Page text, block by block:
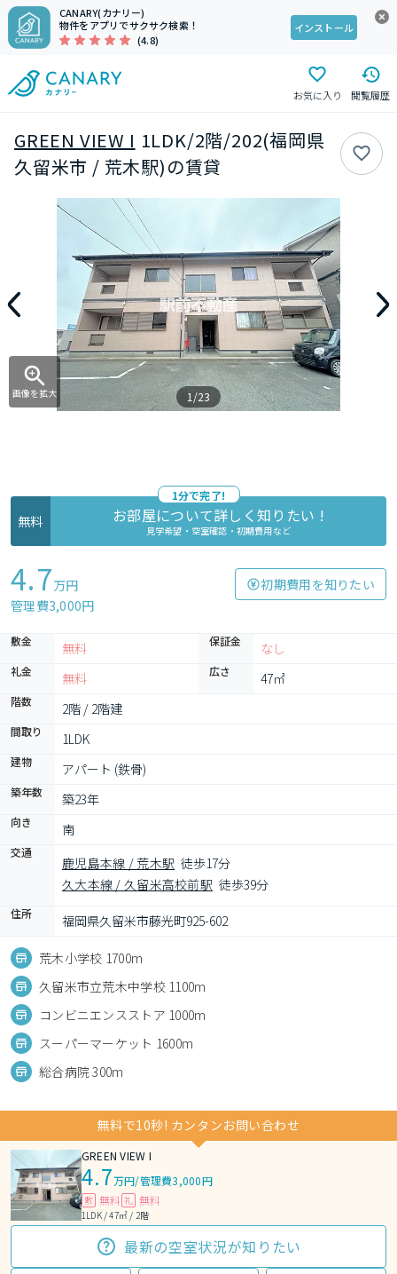
CANARY(カナリー)
物件をアプリでサクサク検索！
(4.8)
インストール
お気に入り 閲覧履歴
GREEN VIEW I 1LDK/2階/202(福岡県
久留米市 / 荒木駅)の賃貸
画像を拡大 1/23
1分で完了!
無料 お部屋について詳しく知りたい !
見学希望・空室確認・初期費用など
4.7万円
管理費3,000円
初期費用を知りたい
敷金 無料 保証金 なし
礼金 無料 広さ 47㎡
階数 2階 / 2階建
間取り 1LDK
建物 アパート (鉄骨)
築年数 築23年
向き 南
交通
鹿児島本線 / 荒木駅 徒歩17分
久大本線 / 久留米高校前駅 徒歩39分
住所 福岡県久留米市藤光町925-602
荒木小学校 1700m
久留米市立荒木中学校 1100m
コンビニエンスストア 1000m
スーパーマーケット 1600m
総合病院 300m
無料で10秒! カンタンお問い合わせ
GREEN VIEW I
4.7万円/管理費3,000円
敷 無料 礼 無料
1LDK / 47㎡ / 2階
最新の空室状況が知りたい